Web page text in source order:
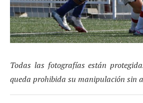
Todas las fotografías están
queda prohibida su manipulación sin